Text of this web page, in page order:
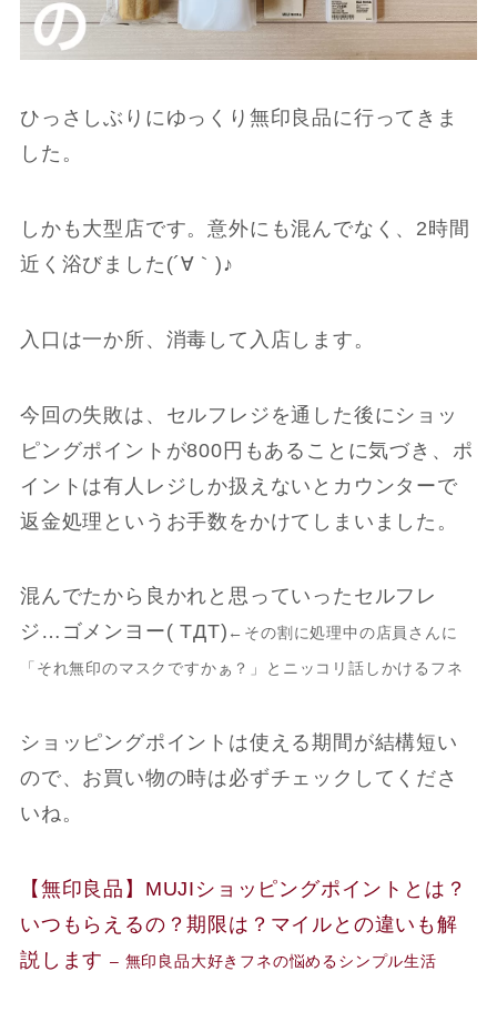
ひっさしぶりにゆっくり無印良品に行ってきま
した。
しかも大型店です。意外にも混んでなく、2時間
近く浴びました(´∀｀)♪
入口は一か所、消毒して入店します。
今回の失敗は、セルフレジを通した後にショッ
ピングポイントが800円もあることに気づき、ポ
イントは有人レジしか扱えないとカウンターで
返金処理というお手数をかけてしまいました。
混んでたから良かれと思っていったセルフレ
ジ…ゴメンヨー( TДT) ←その割に処理中の店員さんに
「それ無印のマスクですかぁ？」とニッコリ話しかけるフネ
ショッピングポイントは使える期間が結構短い
ので、お買い物の時は必ずチェックしてくださ
いね。
【無印良品】MUJIショッピングポイントとは？
いつもらえるの？期限は？マイルとの違いも解
説します – 無印良品大好きフネの悩めるシンプル生活